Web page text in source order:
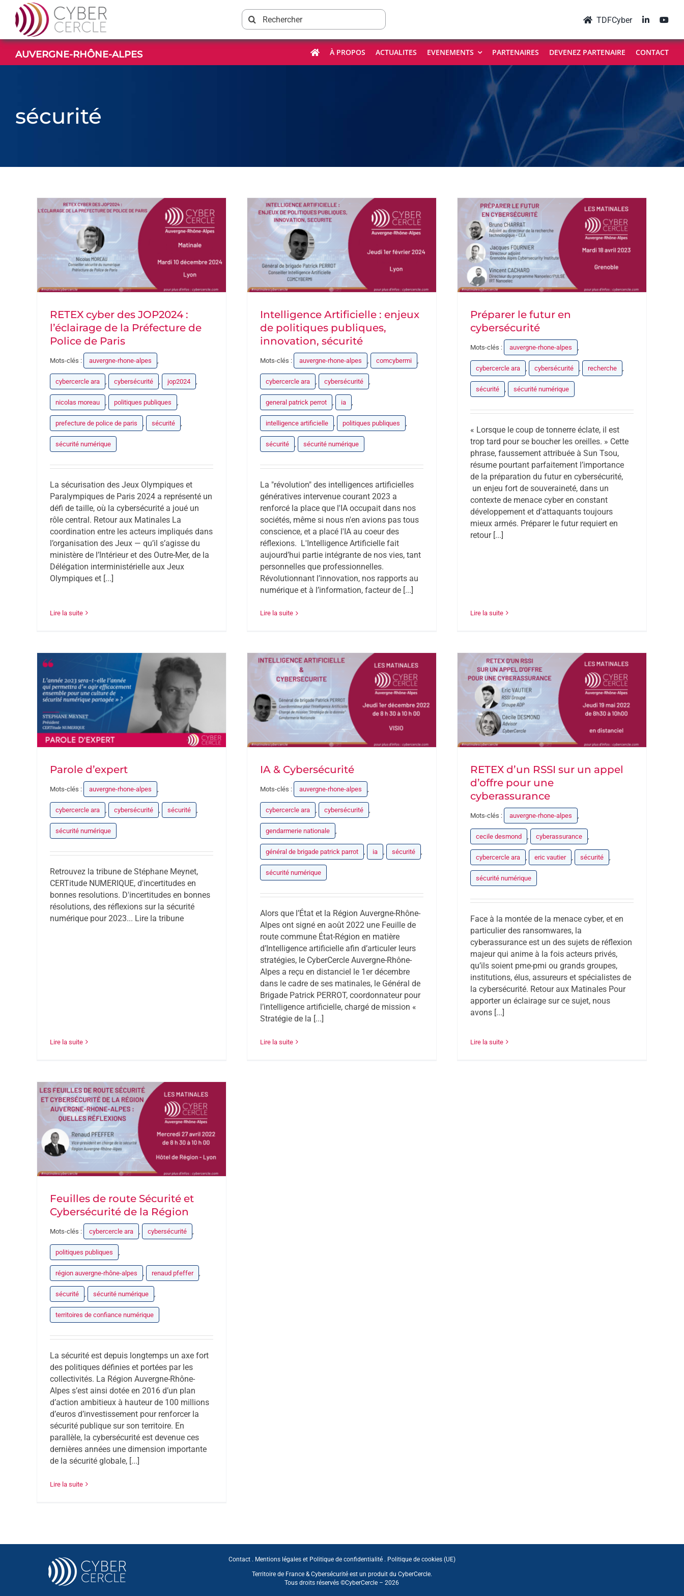
Passer
contenu
Rechercher:
TDFCyber
AUVERGNE-RHÔNE-ALPES À PROPOS ACTUALITES EVENEMENTS PARTENAIRES DEVENEZ PARTENAIRE CONTACT
sécurité
RETEX cyber des JOP2024 :
l’éclairage de la Préfecture de
Police de Paris
Mots-clés : auvergne-rhone-alpes ,
cybercercle ara , cybersécurité , jop2024 ,
nicolas moreau , politiques publiques ,
prefecture de police de paris , sécurité ,
sécurité numérique
La sécurisation des Jeux Olympiques et
Paralympiques de Paris 2024 a représenté un
défi de taille, où la cybersécurité a joué un
rôle central. Retour aux Matinales La
coordination entre les acteurs impliqués dans
l’organisation des Jeux — qu’il s’agisse du
ministère de l’Intérieur et des Outre-Mer, de la
Délégation interministérielle aux Jeux
Olympiques et [...]
Lire la suite
Intelligence Artificielle : enjeux
de politiques publiques,
innovation, sécurité
Mots-clés : auvergne-rhone-alpes , comcybermi ,
cybercercle ara , cybersécurité ,
general patrick perrot , ia ,
intelligence artificielle , politiques publiques ,
sécurité , sécurité numérique
La "révolution" des intelligences artificielles
génératives intervenue courant 2023 a
renforcé la place que l'IA occupait dans nos
sociétés, même si nous n'en avions pas tous
conscience, et a placé l'IA au coeur des
réflexions. L'Intelligence Artificielle fait
aujourd’hui partie intégrante de nos vies, tant
personnelles que professionnelles.
Révolutionnant l’innovation, nos rapports au
numérique et à l’information, facteur de [...]
Lire la suite
Préparer le futur en
cybersécurité
Mots-clés : auvergne-rhone-alpes ,
cybercercle ara , cybersécurité , recherche ,
sécurité , sécurité numérique
« Lorsque le coup de tonnerre éclate, il est
trop tard pour se boucher les oreilles. » Cette
phrase, faussement attribuée à Sun Tsou,
résume pourtant parfaitement l’importance
de la préparation du futur en cybersécurité,
un enjeu fort de souveraineté, dans un
contexte de menace cyber en constant
développement et d’attaquants toujours
mieux armés. Préparer le futur requiert en
retour [...]
Lire la suite
Parole d’expert
Mots-clés : auvergne-rhone-alpes ,
cybercercle ara , cybersécurité , sécurité ,
sécurité numérique
Retrouvez la tribune de Stéphane Meynet,
CERTitude NUMERIQUE, d'incertitudes en
bonnes resolutions. D'incertitudes en bonnes
résolutions, des réflexions sur la sécurité
numérique pour 2023... Lire la tribune
Lire la suite
IA & Cybersécurité
Mots-clés : auvergne-rhone-alpes ,
cybercercle ara , cybersécurité ,
gendarmerie nationale ,
général de brigade patrick parrot , ia , sécurité ,
sécurité numérique
Alors que l’État et la Région Auvergne-Rhône-
Alpes ont signé en août 2022 une Feuille de
route commune État-Région en matière
d’Intelligence artificielle afin d’articuler leurs
stratégies, le CyberCercle Auvergne-Rhône-
Alpes a reçu en distanciel le 1er décembre
dans le cadre de ses matinales, le Général de
Brigade Patrick PERROT, coordonnateur pour
l’intelligence artificielle, chargé de mission «
Stratégie de la [...]
Lire la suite
RETEX d’un RSSI sur un appel
d’offre pour une
cyberassurance
Mots-clés : auvergne-rhone-alpes ,
cecile desmond , cyberassurance ,
cybercercle ara , eric vautier , sécurité ,
sécurité numérique
Face à la montée de la menace cyber, et en
particulier des ransomwares, la
cyberassurance est un des sujets de réflexion
majeur qui anime à la fois acteurs privés,
qu’ils soient pme-pmi ou grands groupes,
institutions, élus, assureurs et spécialistes de
la cybersécurité. Retour aux Matinales Pour
apporter un éclairage sur ce sujet, nous
avons [...]
Lire la suite
Feuilles de route Sécurité et
Cybersécurité de la Région
Mots-clés : cybercercle ara , cybersécurité ,
politiques publiques ,
région auvergne-rhône-alpes , renaud pfeffer ,
sécurité , sécurité numérique ,
territoires de confiance numérique
La sécurité est depuis longtemps un axe fort
des politiques définies et portées par les
collectivités. La Région Auvergne-Rhône-
Alpes s’est ainsi dotée en 2016 d’un plan
d’action ambitieux à hauteur de 100 millions
d’euros d’investissement pour renforcer la
sécurité publique sur son territoire. En
parallèle, la cybersécurité est devenue ces
dernières années une dimension importante
de la sécurité globale, [...]
Lire la suite
Contact. Mentions légales et Politique de confidentialité. Politique de cookies (UE)
Territoire de France & Cybersécurité est un produit du CyberCercle.
Tous droits réservés ©CyberCercle – 2026